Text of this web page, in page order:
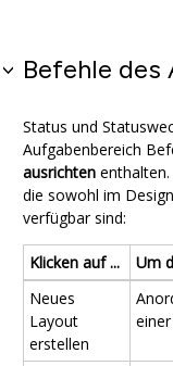
Befehle des
Status und
Aufgabenbereich
ausrichten
die sowohl im
verfügbar sind:
Klicken auf ...
Um
Neues
Layout
erstellen